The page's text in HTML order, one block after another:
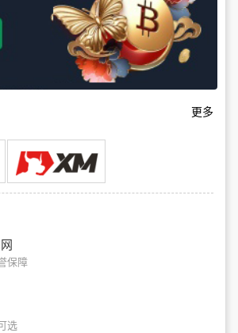
更多
保障
选